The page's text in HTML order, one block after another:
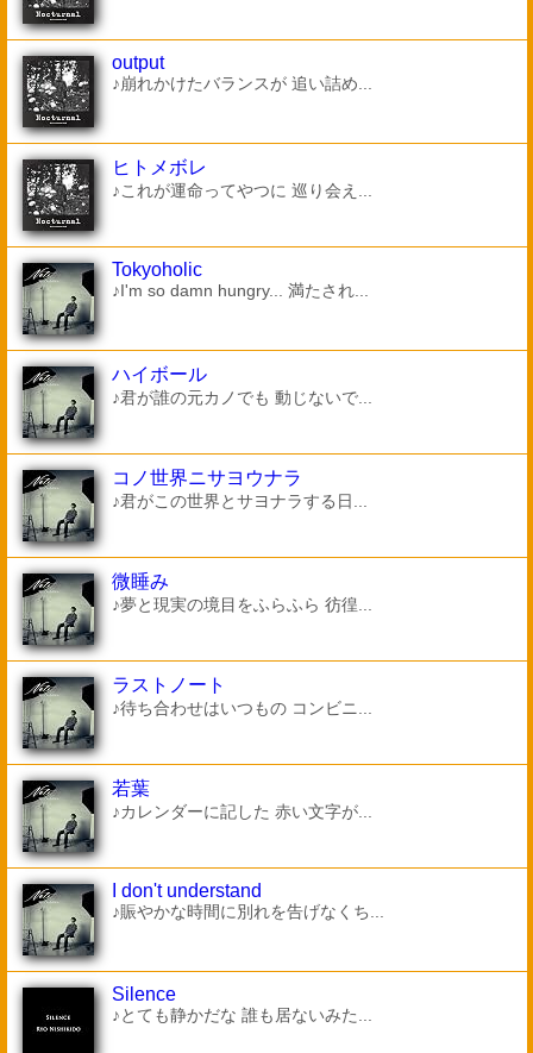
output
♪崩れかけたバランスが 追い詰め...
ヒトメボレ
♪これが運命ってやつに 巡り会え...
Tokyoholic
♪I'm so damn hungry... 満たされ...
ハイボール
♪君が誰の元カノでも 動じないで...
コノ世界ニサヨウナラ
♪君がこの世界とサヨナラする日...
微睡み
♪夢と現実の境目をふらふら 彷徨...
ラストノート
♪待ち合わせはいつもの コンビニ...
若葉
♪カレンダーに記した 赤い文字が...
I don't understand
♪賑やかな時間に別れを告げなくち...
Silence
♪とても静かだな 誰も居ないみた...